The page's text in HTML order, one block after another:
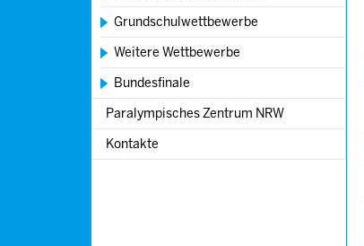
Grundschulwettbewerbe
Weitere Wettbewerbe
Bundesfinale
Paralympisches Zentrum NRW
Kontakte